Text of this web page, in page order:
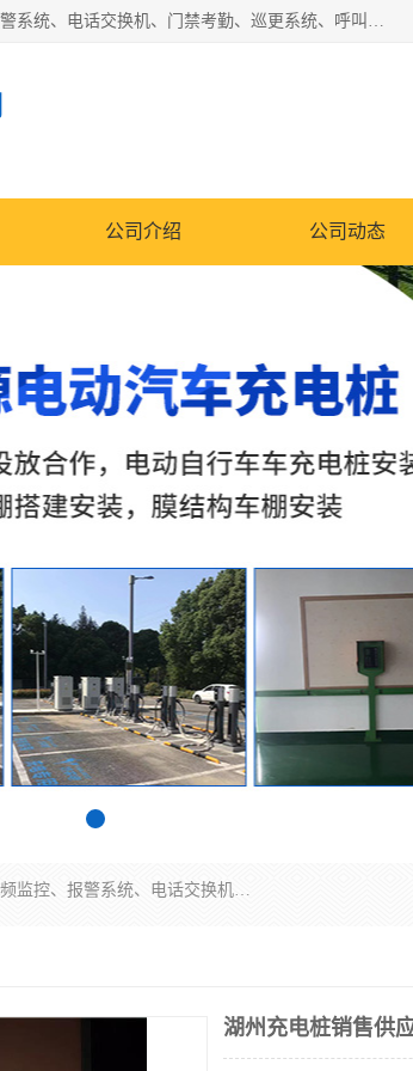
苏州迈凯隆系统集成科技有限公司电话: 联系人:马杰森 销售安装视频监控、报警系统、电话交换机、门禁考勤、巡更系统、呼叫对讲系统、停车场道闸、智能家居、广播系统、综合布线、办公设备、电子商务软件、网络工程、酒店门锁系列 系统集成、VOD视频点播、LED显示屏、节能产品、USP电源、收银机等弱电及智能化项目。
公司介绍 公司动态
苏州迈凯隆系统集成科技有限公司电话: 联系人:马杰森 销售安装视频监控、报警系统、电话交换机、门禁考勤、巡更系统、呼叫对讲系统、停车场道闸、智能家居、广播系统、综合布线、办公设备、电子商务软件、网络工程、酒店门锁系列 系统集成、VOD视频点播、LED显示屏、节能产品、USP电源、收银机等弱电及智能化项目。
湖州充电桩销售供